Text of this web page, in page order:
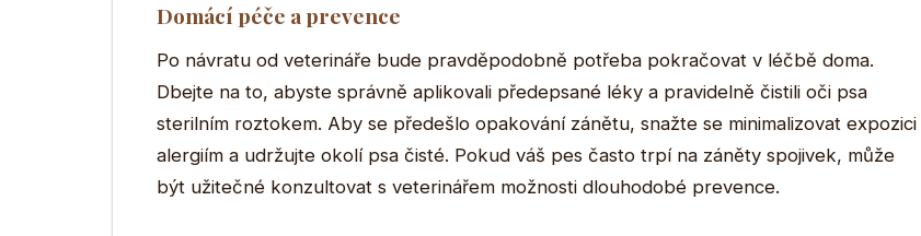
Domácí péče a prevence
Po návratu od veterináře bude pravděpodobně potřeba pokračovat v léčbě doma.
Dbejte na to, abyste správně aplikovali předepsané léky a pravidelně čistili oči psa
sterilním roztokem. Aby se předešlo opakování zánětu, snažte se minimalizovat expozici
alergiím a udržujte okolí psa čisté. Pokud váš pes často trpí na záněty spojivek, může
být užitečné konzultovat s veterinářem možnosti dlouhodobé prevence.